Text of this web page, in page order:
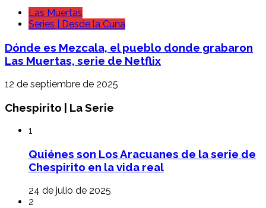
Las Muertas
Series | Desde la Cuna
Dónde es Mezcala, el pueblo donde grabaron
Las Muertas, serie de Netflix
12 de septiembre de 2025
Chespirito | La Serie
1
Quiénes son Los Aracuanes de la serie de
Chespirito en la vida real
24 de julio de 2025
2